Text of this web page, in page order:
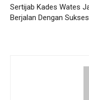
Sertijab Kades Wates
Berjalan Dengan Sukses